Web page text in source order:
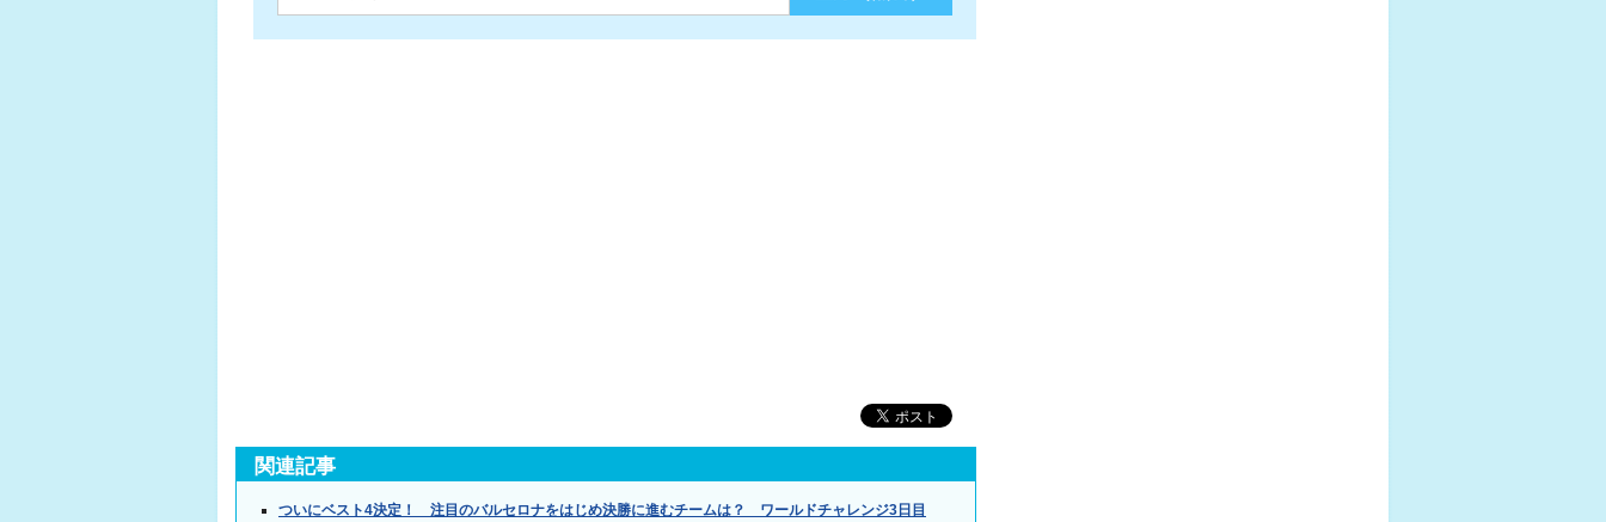
関連記事
ついにベスト4決定！ 注目のバルセロナをはじめ決勝に進むチームは？ ワールドチャレンジ3日目